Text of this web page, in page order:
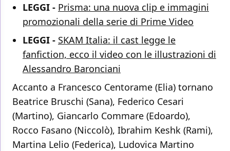
LEGGI - Prisma: una nuova clip e immagini
promozionali della serie di Prime Video
LEGGI - SKAM Italia: il cast legge le
fanfiction, ecco il video con le illustrazioni di
Alessandro Baronciani
Accanto a Francesco Centorame (Elia) tornano
Beatrice Bruschi (Sana), Federico Cesari
(Martino), Giancarlo Commare (Edoardo),
Rocco Fasano (Niccolò), Ibrahim Keshk (Rami),
Martina Lelio (Federica), Ludovica Martino